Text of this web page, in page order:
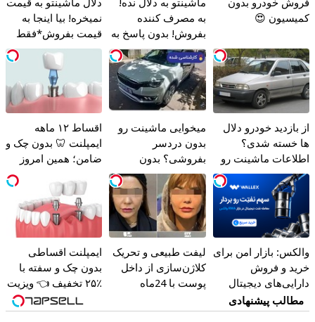
فروش خودرو بدون
کمیسیون 😍
ماشینتو به دلال نده!
به مصرف کننده
بفروش! بدون پاسخ به
یک تماس
دلال ماشینتو به قیمت
نمیخره! بیا اینجا به
قیمت بفروش*فقط
خریدار واقعی*
از بازدید خودرو دلال
ها خسته شدی؟
اطلاعات ماشینت رو
اینجا ثبت کن
میخوایی ماشینت رو
بدون دردسر
بفروشی؟ بدون
کمیسیون
اقساط ۱۲ ماهه
ایمپلنت 🦷 بدون چک و
ضامن؛ همین امروز
والکس: بازار امن برای
خرید و فروش
دارایی‌های دیجیتال
لیفت طبیعی و تحریک
کلاژن‌سازی از داخل
پوست با 24ماه
ایمپلنت اقساطی
بدون چک و سفته با
٪۲۵ تخفیف 👈 ویزیت
رایگان توسط
متخصص
مطالب پیشنهادی